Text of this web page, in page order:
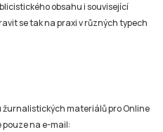
obsahu i související
se tak na praxi v různých typech
žurnalistických materiálů pro Online
pouze na e-mail: